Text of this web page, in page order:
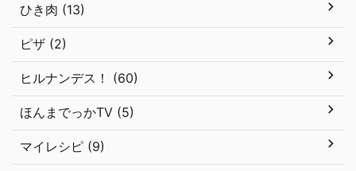
ひき肉 (13)
ピザ (2)
ヒルナンデス！ (60)
ほんまでっかTV (5)
マイレシピ (9)